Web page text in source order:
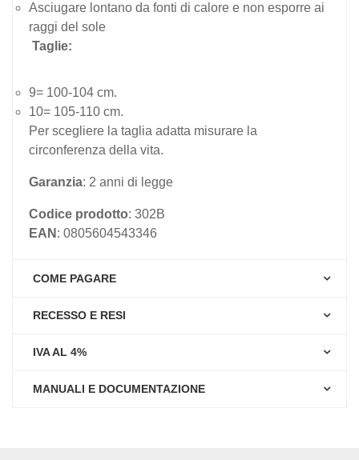
Asciugare lontano da fonti di calore e non esporre ai
raggi del sole
Taglie:
9= 100-104 cm.
10= 105-110 cm.
Per scegliere la taglia adatta misurare la
circonferenza della vita.
Garanzia: 2 anni di legge
Codice prodotto: 302B
EAN : 0805604543346
COME PAGARE
RECESSO E RESI
IVA AL 4%
MANUALI E DOCUMENTAZIONE